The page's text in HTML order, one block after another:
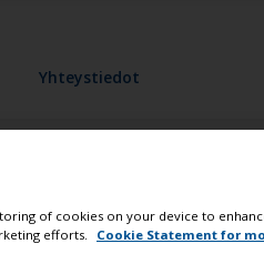
Yhteystiedot
erityistekniikkaan ja
of cookies on your device to
efforts.
Cookie Statement for